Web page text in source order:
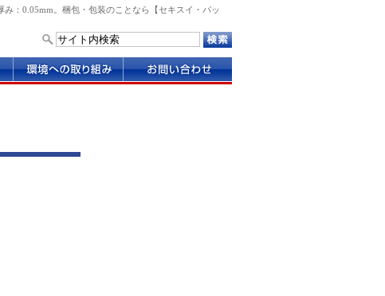
：0.05mm。梱包・包装のことなら【セキスイ・パッ
境
組
問